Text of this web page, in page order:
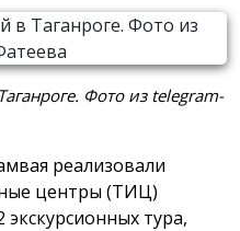
Фото из telegram-
реализовали
центры (ТИЦ)
тура,